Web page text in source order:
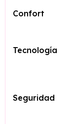
Confort
Tecnología
Seguridad